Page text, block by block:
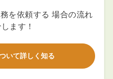
を依頼する 場合の流れ
ます！
いて詳しく知る